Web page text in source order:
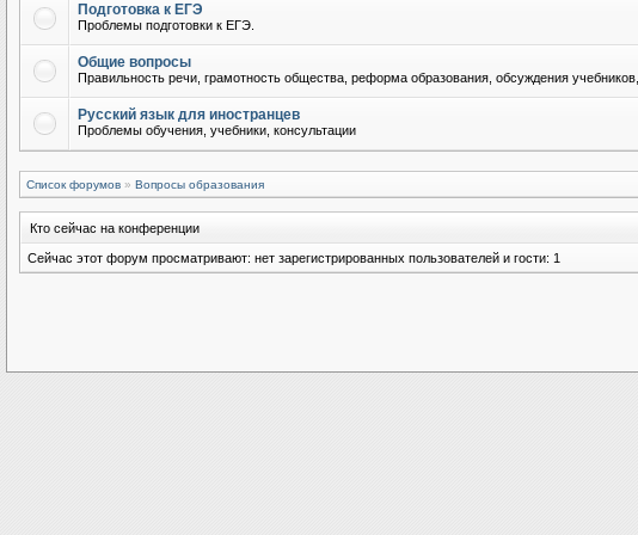
Подготовка к ЕГЭ
Проблемы подготовки к ЕГЭ.
Общие вопросы
Правильность речи, грамотность общества, реформа образования, обсуждения
Русский язык для иностранцев
Проблемы обучения, учебники, консультации
Список форумов » Вопросы образования
Кто сейчас на конференции
Сейчас этот форум просматривают: нет зарегистрированных пользователей и гости: 1